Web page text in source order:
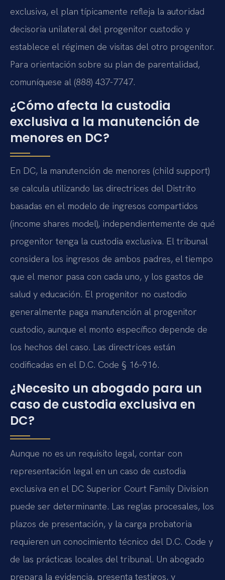
exclusiva, el plan típicamente refleja la autoridad
decisoria unilateral del progenitor custodio y
establece el régimen de visitas del otro progenitor.
Para orientación sobre su plan de parentalidad,
comuníquese al (888) 437-7747.
¿Cómo afecta la custodia
exclusiva a la manutención de
menores en DC?
En DC, la manutención de menores (child support)
se calcula utilizando las directrices del Distrito
basadas en el modelo de ingresos compartidos
(income shares model), independientemente de qué
progenitor tenga la custodia exclusiva. El tribunal
considera los ingresos de ambos padres, el tiempo
que el menor pasa con cada uno, y los gastos de
salud y educación. El progenitor no custodio
generalmente paga manutención al progenitor
custodio, aunque el monto específico depende de
los hechos del caso. Las directrices están
codificadas en el D.C. Code § 16-916.
¿Necesito un abogado para un
caso de custodia exclusiva en
DC?
Aunque no es un requisito legal, contar con
representación legal en un caso de custodia
exclusiva en el DC Superior Court Family Division
puede ser determinante. Las reglas procesales, los
plazos de presentación, y la carga probatoria
requieren un conocimiento técnico del D.C. Code y
de las prácticas locales del tribunal. Un abogado
prepara la evidencia, presenta testigos, y